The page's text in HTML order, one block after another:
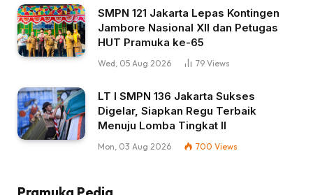
SMPN 121 Jakarta Lepas Kontingen
Jambore Nasional XII dan Petugas
HUT Pramuka ke-65
Wed, 05 Aug 2026 79 Views
LT I SMPN 136 Jakarta Sukses
Digelar, Siapkan Regu Terbaik
Menuju Lomba Tingkat II
Mon, 03 Aug 2026 700 Views